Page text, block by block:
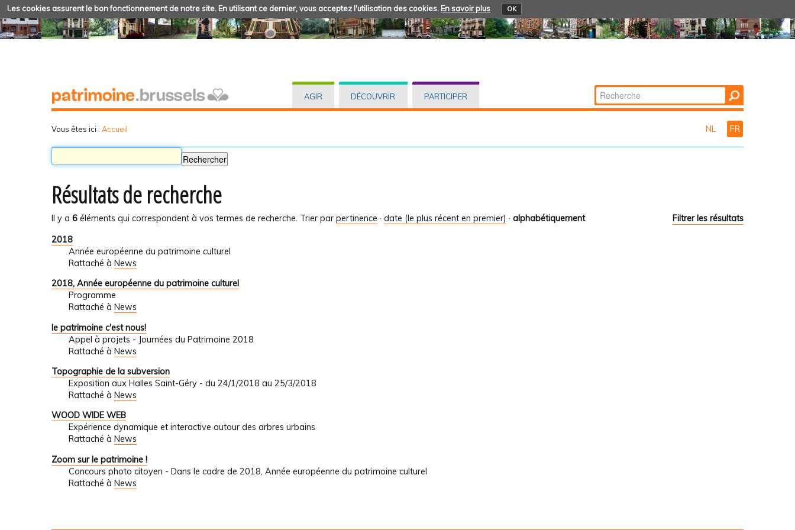
Les cookies assurent le bon fonctionnement de notre site. En utilisant ce dernier, vous acceptez l'utilisation des cookies. En savoir plus OK
AGIR DÉCOUVRIR PARTICIPER Chercher par
Recherche
Vous êtes ici : Accueil NL FR
Résultats de recherche
Il y a 6 éléments qui correspondent à vos termes de recherche. Filtrer les résultats
Trier par pertinence · date (le plus récent en premier) · alphabétiquement
2018
Année européenne du patrimoine culturel
Rattaché à News
2018, Année européenne du patrimoine culturel
Programme
Rattaché à News
le patrimoine c'est nous!
Appel à projets - Journées du Patrimoine 2018
Rattaché à News
Topographie de la subversion
Exposition aux Halles Saint-Géry - du 24/1/2018 au 25/3/2018
Rattaché à News
WOOD WIDE WEB
Expérience dynamique et interactive autour des arbres urbains
Rattaché à News
Zoom sur le patrimoine !
Concours photo citoyen - Dans le cadre de 2018, Année européenne du patrimoine culturel
Rattaché à News